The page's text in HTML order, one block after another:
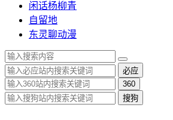
闲话杨柳青
自留地
东灵聊动漫
必应
360
搜狗